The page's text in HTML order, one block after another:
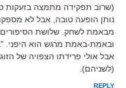
(שרוב תפקידה מתמצה בזעקות
נותן הופעה טובה, אבל לא
מבאמת לשחק. שלושת הסיפורים
ובאמת-באמת מרגש הוא היפני.
אבל אולי פרידתו הצפויה של
(לשניהם).
REPLY